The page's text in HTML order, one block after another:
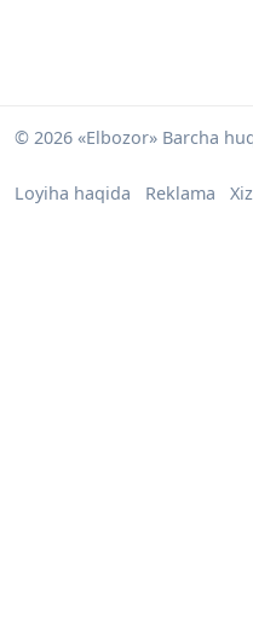
© 2026 «Elbozor» Barcha
Loyiha haqida Reklama